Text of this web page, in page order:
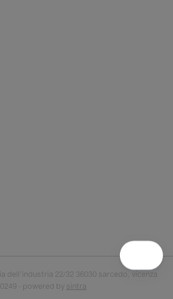
dell’industria 22/32 36030 sarcedo, vicenza
- powered by sintra